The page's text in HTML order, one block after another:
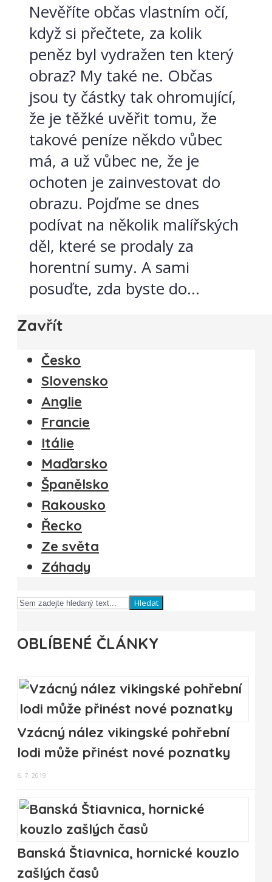
Nevěříte občas vlastním očí,
když si přečtete, za kolik
peněz byl vydražen ten který
obraz? My také ne. Občas
jsou ty částky tak ohromující,
že je těžké uvěřit tomu, že
takové peníze někdo vůbec
má, a už vůbec ne, že je
ochoten je zainvestovat do
obrazu. Pojďme se dnes
podívat na několik malířských
děl, které se prodaly za
horentní sumy. A sami
posuďte, zda byste do...
Zavřít
Česko
Slovensko
Anglie
Francie
Itálie
Maďarsko
Španělsko
Rakousko
Řecko
Ze světa
Záhady
Hledat
OBLÍBENÉ ČLÁNKY
Vzácný nález vikingské pohřební
lodi může přinést nové poznatky
6. 7. 2019
Banská Štiavnica, hornické kouzlo
zašlých časů